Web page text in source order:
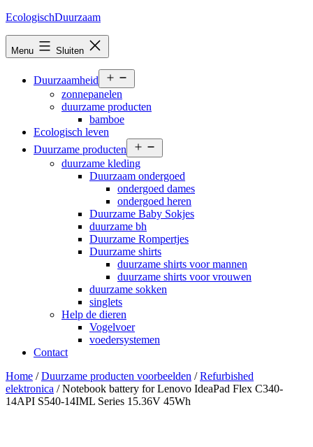
Ga
inhoud
EcologischDuurzaam
Menu Sluiten
Duurzaamheid
menu
zonnepanelen
duurzame producten
bamboe
Ecologisch leven
Duurzame producten
menu
duurzame kleding
Duurzaam ondergoed
ondergoed dames
ondergoed heren
Duurzame Baby Sokjes
duurzame bh
Duurzame Rompertjes
Duurzame shirts
duurzame shirts voor mannen
duurzame shirts voor vrouwen
duurzame sokken
singlets
Help de dieren
Vogelvoer
voedersystemen
Contact
Home /Duurzame producten voorbeelden /Refurbished
elektronica / Notebook battery for Lenovo IdeaPad Flex C340-
14API S540-14IML Series 15.36V 45Wh